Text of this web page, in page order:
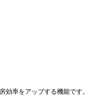
効率をアップする機能です。